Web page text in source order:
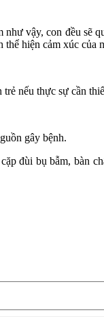
vậy, con đều sẽ
hiện cảm xúc của
nếu thực sự cần
gây bệnh.
đùi bụ bẫm, bàn